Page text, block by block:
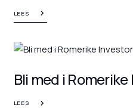
LEES
Bli med i
LEES